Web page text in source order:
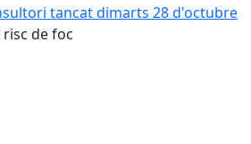
tancat dimarts 28 d'octubre